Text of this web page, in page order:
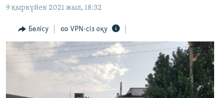
Skip
Search
ӘЛЕУМЕТ
ӘЛЕМ
АРНАЙЫ ЖОБАЛАР
Русский
9 қыркүйек 2021 жыл, 18:32
Бөлісу VPN-сіз оқу